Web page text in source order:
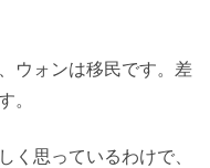
ウォンは移民です。差
。
く思っているわけで、